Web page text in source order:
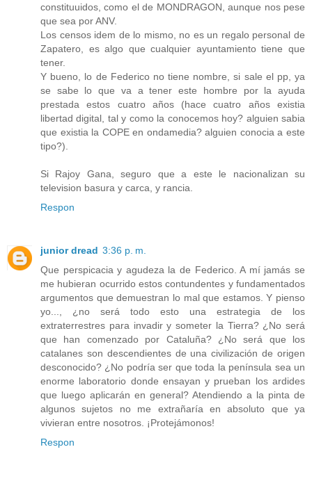
constituuidos, como el de MONDRAGON, aunque nos pese
que sea por ANV.
Los censos idem de lo mismo, no es un regalo personal de
Zapatero, es algo que cualquier ayuntamiento tiene que
tener.
Y bueno, lo de Federico no tiene nombre, si sale el pp, ya
se sabe lo que va a tener este hombre por la ayuda
prestada estos cuatro años (hace cuatro años existia
libertad digital, tal y como la conocemos hoy? alguien sabia
que existia la COPE en ondamedia? alguien conocia a este
tipo?).
Si Rajoy Gana, seguro que a este le nacionalizan su
television basura y carca, y rancia.
Respon
junior dread 3:36 p. m.
Que perspicacia y agudeza la de Federico. A mí jamás se
me hubieran ocurrido estos contundentes y fundamentados
argumentos que demuestran lo mal que estamos. Y pienso
yo..., ¿no será todo esto una estrategia de los
extraterrestres para invadir y someter la Tierra? ¿No será
que han comenzado por Cataluña? ¿No será que los
catalanes son descendientes de una civilización de origen
desconocido? ¿No podría ser que toda la península sea un
enorme laboratorio donde ensayan y prueban los ardides
que luego aplicarán en general? Atendiendo a la pinta de
algunos sujetos no me extrañaría en absoluto que ya
vivieran entre nosotros. ¡Protejámonos!
Respon